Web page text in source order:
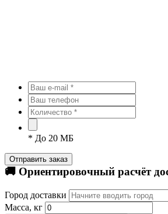
* До 20 МБ
Отправить заказ
🚚 Ориентировочный расчёт
Город доставки
Масса, кг